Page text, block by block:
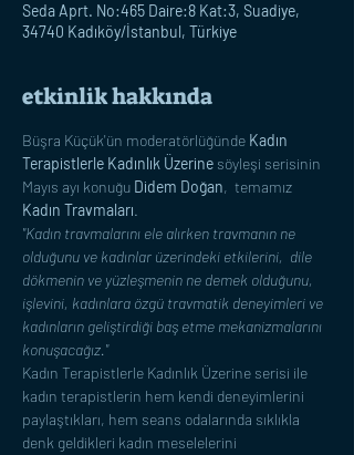
Seda Aprt. No:465 Daire:8 Kat:3, Suadiye,
34740 Kadıköy/İstanbul, Türkiye
etkinlik hakkında
Büşra Küçük'ün moderatörlüğünde Kadın
Terapistlerle Kadınlık Üzerine söyleşi serisinin
Mayıs ayı konuğu Didem Doğan,  temamız
Kadın Travmaları
"Kadın travmalarını ele alırken travmanın ne
olduğunu ve kadınlar üzerindeki etkilerini,  dile
dökmenin ve yüzleşmenin ne demek olduğunu,
işlevini, kadınlara özgü travmatik deneyimleri ve
kadınların geliştirdiği baş etme mekanizmalarını
konuşacağız."
Kadın Terapistlerle Kadınlık Üzerine serisi ile
kadın terapistlerin hem kendi deneyimlerini
paylaştıkları, hem seans odalarında sıklıkla
denk geldikleri kadın meselelerini